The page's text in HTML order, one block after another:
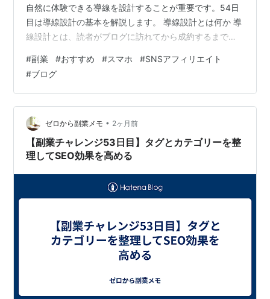
自然に体験できる導線を設計することが重要です。54日
目は導線設計の基本を解説します。 導線設計とは何か 導
線設計とは、読者がブログに訪れてから成約するまでの
れです。 「副業の始め方を検索する」 ↓ 「副業チャレン
ジシリーズの記事に辿り着く」 ↓ 「記事を読んで証券口
座に興味を持つ」 ↓ 「証券口座の開設方法の記事へ内部
リンクで移動する」 ↓ 「開設手順を読んで口座開設す
る」 ↓ 「成約！」 この流れを意図的に設計することで成
約率が上がります。 …
#副業 #おすすめ #スマホ #SNSアフィリエイト
#ブログ
ゼロから副業メモ • 2ヶ月前
【副業チャレンジ53日目】タグとカテゴリーを整
理してSEO効果を高める